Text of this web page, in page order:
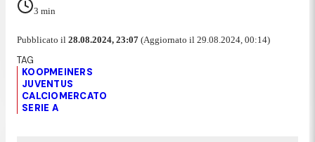
3 min
Pubblicato il 28.08.2024, 23:07 (Aggiornato il 29.08.2024, 00:14)
KOOPMEINERS
JUVENTUS
CALCIOMERCATO
SERIE A